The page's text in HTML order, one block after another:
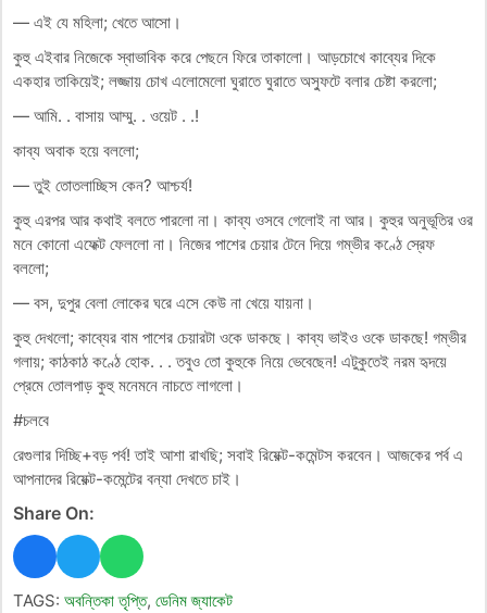
— এই যে মহিলা; খেতে আসো।
কুহু এইবার নিজেকে স্বাভাবিক করে পেছনে ফিরে তাকালো। আড়চোখে কাব্যের দিকে
একহার তাকিয়েই; লজ্জায় চোখ এলোমেলো ঘুরাতে ঘুরাতে অস্ফুটে বলার চেষ্টা করলো;
— আমি. . বাসায় আম্মু. . ওয়েট . .!
কাব্য অবাক হয়ে বললো;
— তুই তোতলাচ্ছিস কেন? আশ্চর্য!
কুহু এরপর আর কথাই বলতে পারলো না। কাব্য ওসবে গেলোই না আর। কুহুর অনুভূতির ওর
মনে কোনো এফেক্ট ফেললো না। নিজের পাশের চেয়ার টেনে দিয়ে গম্ভীর কণ্ঠে স্রেফ
বললো;
— বস, দুপুর বেলা লোকের ঘরে এসে কেউ না খেয়ে যায়না।
কুহু দেখলো; কাব্যের বাম পাশের চেয়ারটা ওকে ডাকছে। কাব্য ভাইও ওকে ডাকছে! গম্ভীর
গলায়; কাঠকাঠ কণ্ঠে হোক. . . তবুও তো কুহুকে নিয়ে ভেবেছেন! এটুকুতেই নরম হৃদয়ে
প্রেমে তোলপাড় কুহু মনেমনে নাচতে লাগলো।
#চলবে
রেগুলার দিচ্ছি+বড় পর্ব! তাই আশা রাখছি; সবাই রিয়েক্ট-কমেন্টস করবেন। আজকের পর্ব এ
আপনাদের রিয়েক্ট-কমেন্টের বন্যা দেখতে চাই।
Share On:
TAGS: অবন্তিকা তৃপ্তি, ডেনিম জ্যাকেট